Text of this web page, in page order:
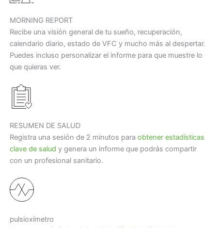
MORNING REPORT
Recibe una visión general de tu sueño, recuperación,
calendario diario, estado de VFC y mucho más al despertar.
Puedes incluso personalizar el informe para que muestre lo
que quieras ver.
RESUMEN DE SALUD
Registra una sesión de 2 minutos para obtener estadísticas
clave de salud y genera un informe que podrás compartir
con un profesional sanitario.
pulsioxímetro